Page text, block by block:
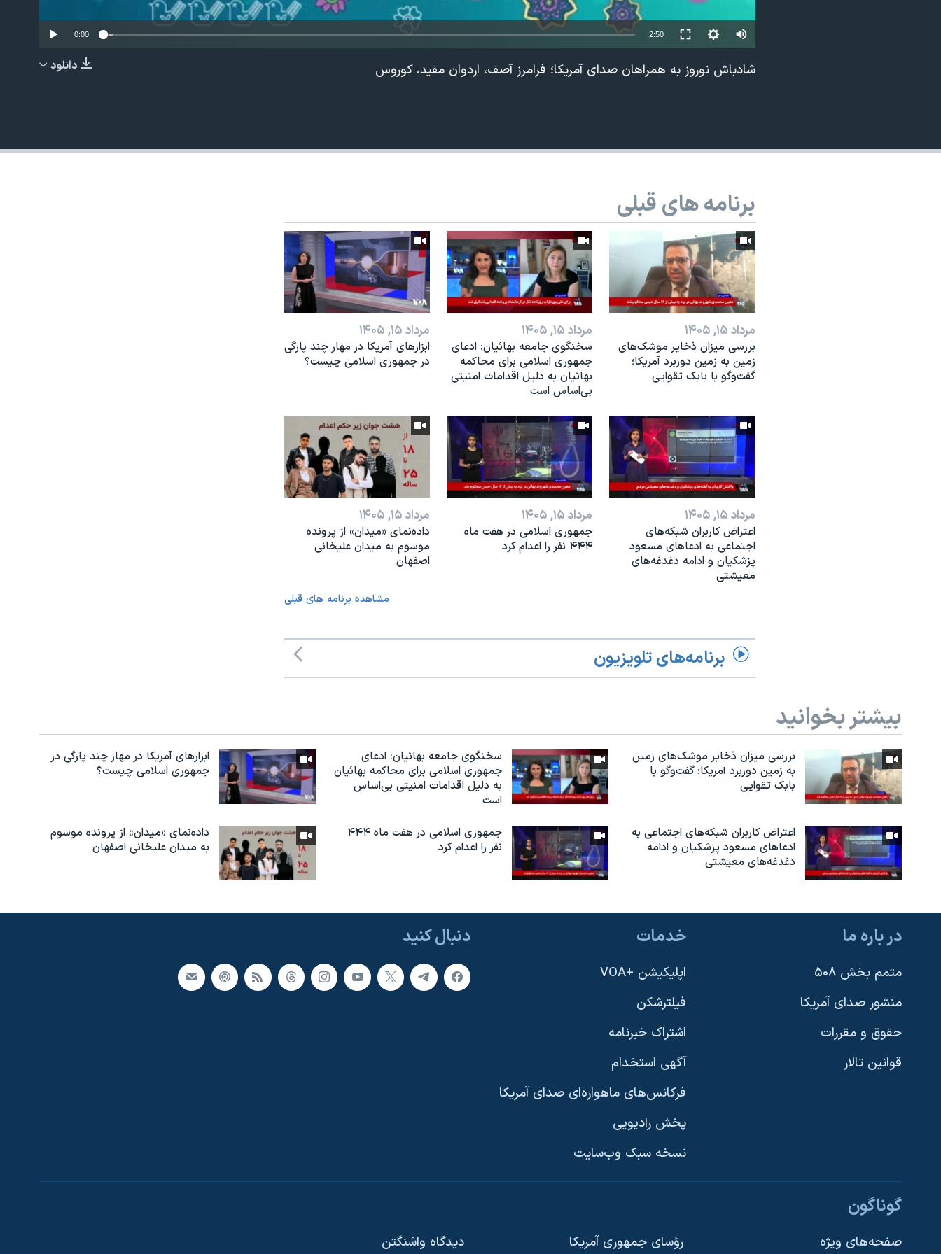
دنبال کنید
EMBED
0:00 2:50
دانلود شادباش نوروز به همراهان صدای آمریکا؛ فرامرز آصف، اردوان مفید، کوروس
برنامه های قبلی
مرداد ۱۵, ۱۴۰۵
بررسی میزان ذخایر موشک‌های
زمین به زمین دوربرد آمریکا؛
گفت‌وگو با بابک تقوایی
مرداد ۱۵, ۱۴۰۵
سخنگوی جامعه بهائیان: ادعای
جمهوری اسلامی برای محاکمه
بهائیان به دلیل اقدامات امنیتی
بی‌اساس است
مرداد ۱۵, ۱۴۰۵
ابزارهای آمریکا در مهار چند پارگی
در جمهوری اسلامی چیست؟
مرداد ۱۵, ۱۴۰۵
اعتراض کاربران شبکه‌های
اجتماعی به ادعاهای مسعود
پزشکیان و ادامه دغدغه‌های
معیشتی
مرداد ۱۵, ۱۴۰۵
جمهوری اسلامی در هفت ماه
۴۴۴ نفر را اعدام کرد
مرداد ۱۵, ۱۴۰۵
داده‌نمای «میدان» از پرونده
موسوم به میدان علیخانی
اصفهان
مشاهده برنامه های قبلی
برنامه‌های تلویزیون
بیشتر بخوانید
بررسی میزان ذخایر موشک‌های زمین
به زمین دوربرد آمریکا؛ گفت‌وگو با
بابک تقوایی
سخنگوی جامعه بهائیان: ادعای
جمهوری اسلامی برای محاکمه بهائیان
به دلیل اقدامات امنیتی بی‌اساس
است
ابزارهای آمریکا در مهار چند پارگی در
جمهوری اسلامی چیست؟
اعتراض کاربران شبکه‌های اجتماعی به
ادعاهای مسعود پزشکیان و ادامه
دغدغه‌های معیشتی
جمهوری اسلامی در هفت ماه ۴۴۴
نفر را اعدام کرد
داده‌نمای «میدان» از پرونده موسوم
به میدان علیخانی اصفهان
دنبال کنید در باره ما
متمم بخش ۵۰۸
منشور صدای آمریکا
حقوق و مقررات
قوانین تالار
خدمات
اپلیکیشن +VOA
فیلترشکن
اشتراک خبرنامه
آگهی استخدام
فرکانس‌های ماهواره‌ای صدای آمریکا
پخش رادیویی
نسخه سبک وب‌سایت
گوناگون
صفحه‌های ویژه رؤسای جمهوری آمریکا دیدگاه‌ واشنگتن